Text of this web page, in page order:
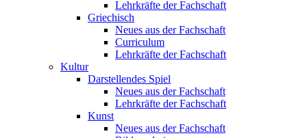
Lehrkräfte der Fachschaft
Griechisch
Neues aus der Fachschaft
Curriculum
Lehrkräfte der Fachschaft
Kultur
Darstellendes Spiel
Neues aus der Fachschaft
Lehrkräfte der Fachschaft
Kunst
Neues aus der Fachschaft